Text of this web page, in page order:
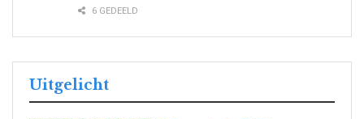
6 GEDEELD
Uitgelicht